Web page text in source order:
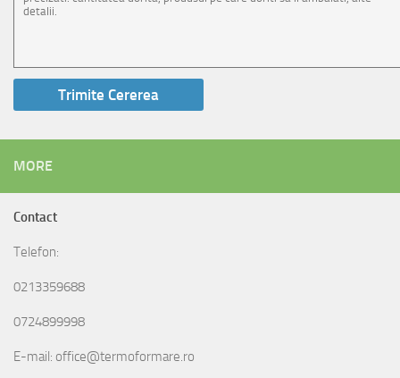
MORE
Contact
Telefon:
0213359688
0724899998
E-mail: office@termoformare.ro